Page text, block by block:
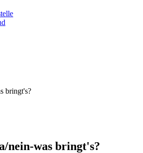
bringt's?
nein-was bringt's?